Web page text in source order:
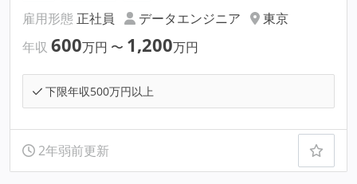
雇用形態 正社員 データエンジニア
東京
年収 600万円 〜 1,200万円
下限年収500万円以上
2年弱前更新